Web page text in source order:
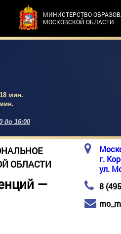
МИНИСТЕРСТВО
МОСКОВСКОЙ ОБЛАСТИ
мин.
до 16:00
ОБЛАСТИ
—
г.
ул.
8